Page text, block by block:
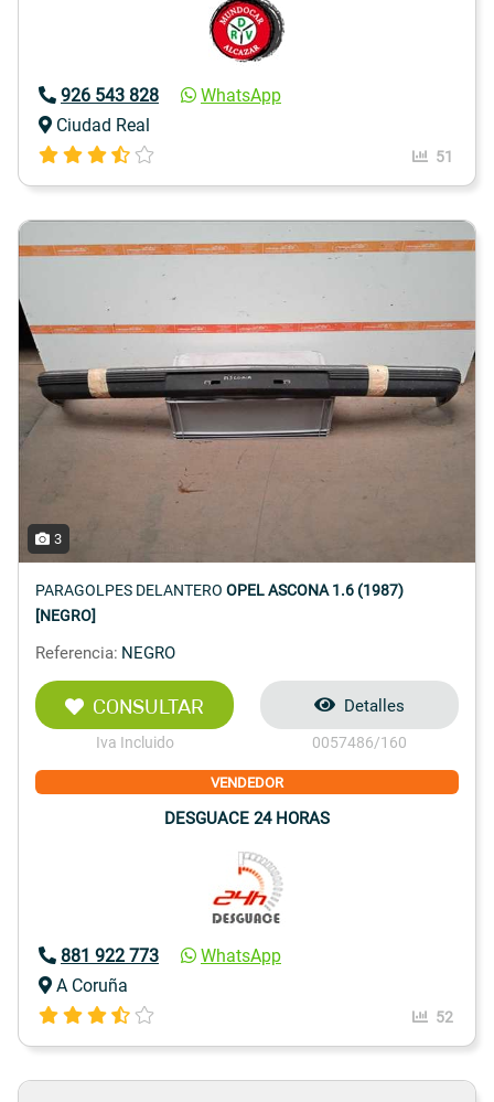
926 543 828
WhatsApp
Ciudad Real
51
3
PARAGOLPES DELANTERO OPEL ASCONA 1.6 (1987)
[NEGRO]
Referencia: NEGRO
CONSULTAR
Iva Incluido
Detalles
0057486/160
VENDEDOR
DESGUACE 24 HORAS
881 922 773
WhatsApp
A Coruña
52